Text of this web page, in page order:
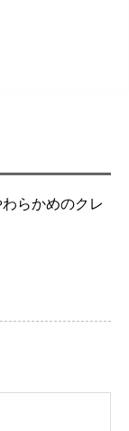
らかめのクレ